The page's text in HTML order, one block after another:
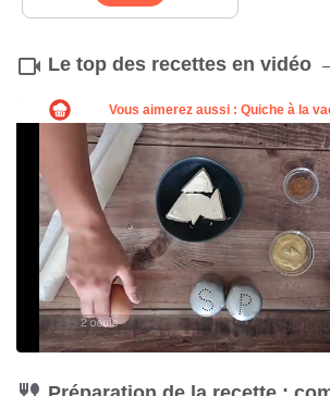
Le top des recettes en vidéo